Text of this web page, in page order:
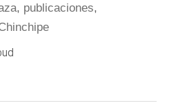
, publicaciones,